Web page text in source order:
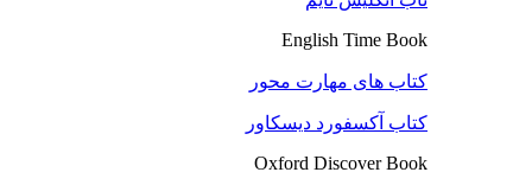
English Time Book
کتاب های مهارت محور
کتاب آکسفورد دیسکاور
Oxford Discover Book